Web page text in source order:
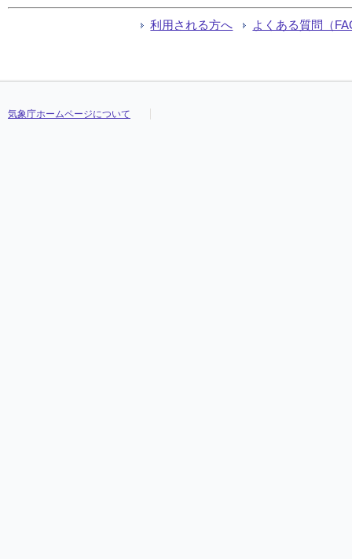
利用される方へ よくある質問（
気象庁ホームページについて